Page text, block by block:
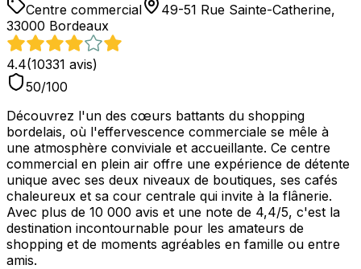
Centre commercial
49-51 Rue Sainte-Catherine,
33000 Bordeaux
4.4(10331 avis)
50/100
Découvrez l'un des cœurs battants du shopping
bordelais, où l'effervescence commerciale se mêle à
une atmosphère conviviale et accueillante. Ce centre
commercial en plein air offre une expérience de détente
unique avec ses deux niveaux de boutiques, ses cafés
chaleureux et sa cour centrale qui invite à la flânerie.
Avec plus de 10 000 avis et une note de 4,4/5, c'est la
destination incontournable pour les amateurs de
shopping et de moments agréables en famille ou entre
amis.